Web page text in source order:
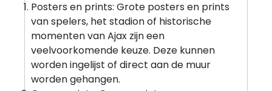
Posters en prints: Grote posters en prints
van spelers, het stadion of historische
momenten van Ajax zijn een
veelvoorkomende keuze. Deze kunnen
worden ingelijst of direct aan de muur
worden gehangen.